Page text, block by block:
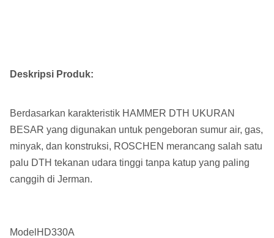
Deskripsi Produk:
Berdasarkan karakteristik HAMMER DTH UKURAN
BESAR yang digunakan untuk pengeboran sumur air, gas,
minyak, dan konstruksi, ROSCHEN merancang salah satu
palu DTH tekanan udara tinggi tanpa katup yang paling
canggih di Jerman.
ModelHD330A